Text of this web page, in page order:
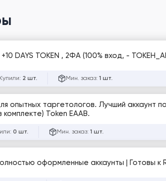
Купили: 2 шт. Мин. заказ: 1 шт.
опытных таргетологов. Лучший аккаунт
комплекте) Token EAAB.
0 шт. Мин. заказ: 1 шт.
оформленные аккаунты | Готовы к